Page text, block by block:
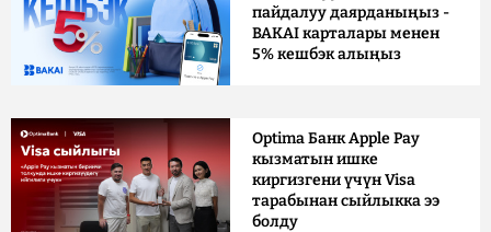
пайдалуу даярданыңыз -
BAKAI карталары менен
5% кешбэк алыңыз
Optima Банк Apple Pay
кызматын ишке
киргизгени үчүн Visa
тарабынан сыйлыкка ээ
болду